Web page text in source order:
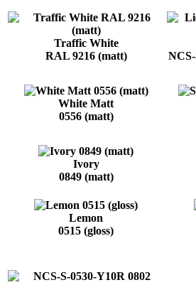
Traffic White
RAL 9216 (matt)
White Matt
0556 (matt)
Ivory
0849 (matt)
Lemon
0515 (gloss)